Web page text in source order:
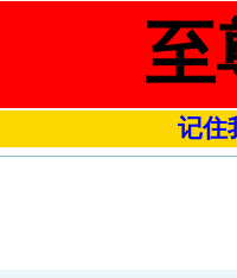
至
记住